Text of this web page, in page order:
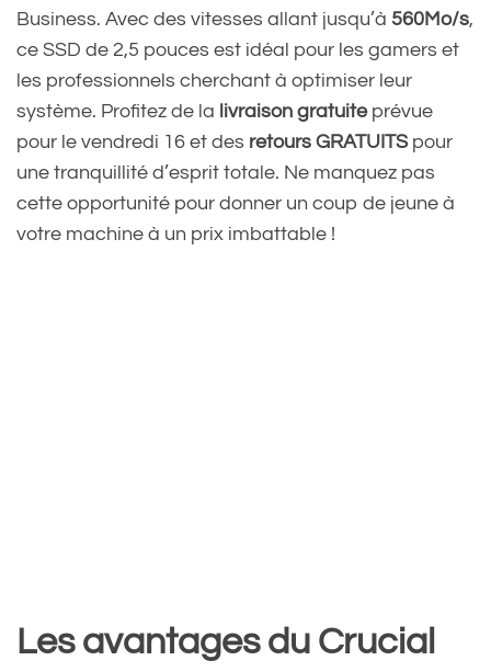
Business. Avec des vitesses allant jusqu’à 560Mo/s,
ce SSD de 2,5 pouces est idéal pour les gamers et
les professionnels cherchant à optimiser leur
système. Profitez de la livraison gratuiteprévue
pour le vendredi 16 et des retours GRATUITSpour
une tranquillité d’esprit totale. Ne manquez pas
cette opportunité pour donner un coup de jeune à
votre machine à un prix imbattable !
Les avantages du Crucial